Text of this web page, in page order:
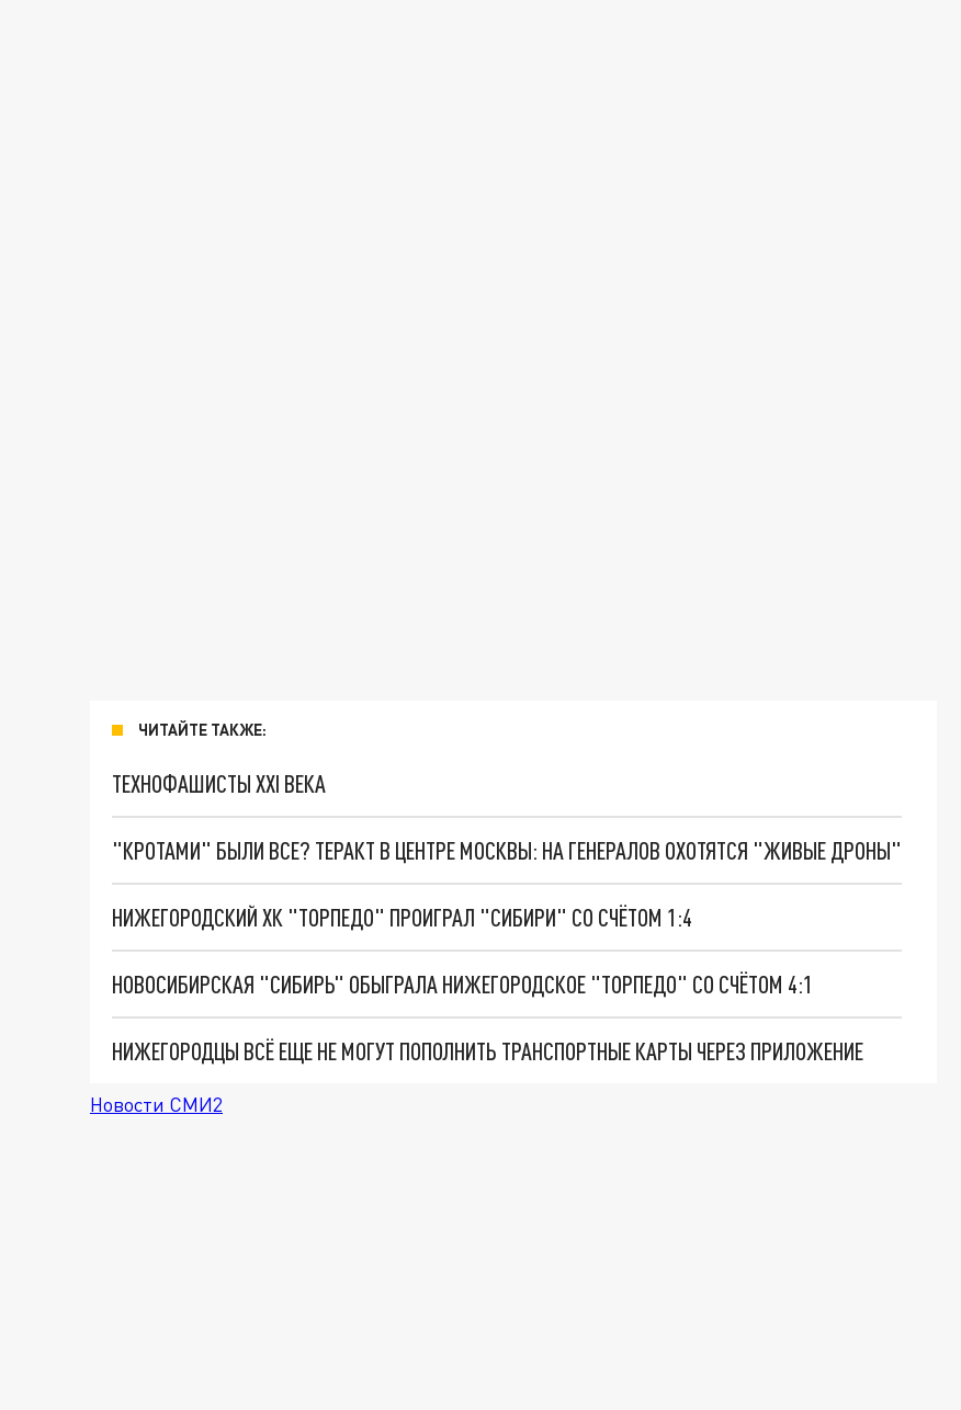
ЧИТАЙТЕ ТАКЖЕ:
ТЕХНОФАШИСТЫ XXI ВЕКА
"КРОТАМИ" БЫЛИ ВСЕ? ТЕРАКТ В ЦЕНТРЕ МОСКВЫ: НА ГЕНЕРАЛОВ ОХОТЯТСЯ "ЖИВЫЕ ДРОНЫ"
НИЖЕГОРОДСКИЙ ХК "ТОРПЕДО" ПРОИГРАЛ "СИБИРИ" СО СЧЁТОМ 1:4
НОВОСИБИРСКАЯ "СИБИРЬ" ОБЫГРАЛА НИЖЕГОРОДСКОЕ "ТОРПЕДО" СО СЧЁТОМ 4:1
НИЖЕГОРОДЦЫ ВСЁ ЕЩЕ НЕ МОГУТ ПОПОЛНИТЬ ТРАНСПОРТНЫЕ КАРТЫ ЧЕРЕЗ ПРИЛОЖЕНИЕ
Новости СМИ2